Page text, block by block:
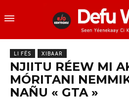
LI FËS XIBAAR
NJIITU RÉEW MI
MÓRITANI
NAÑU « GTA »